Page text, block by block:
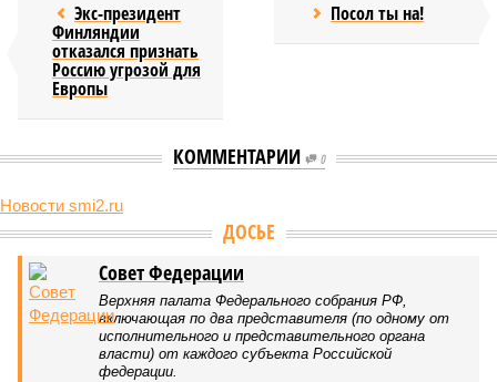
Экс-президент
Финляндии
отказался признать
Россию угрозой для
Европы
Посол ты на!
КОММЕНТАРИИ 0
Новости smi2.ru
ДОСЬЕ
Совет Федерации
Верхняя палата Федерального собрания РФ,
включающая по два представителя (по одному от
исполнительного и представительного органа
власти) от каждого субъекта Российской
федерации.